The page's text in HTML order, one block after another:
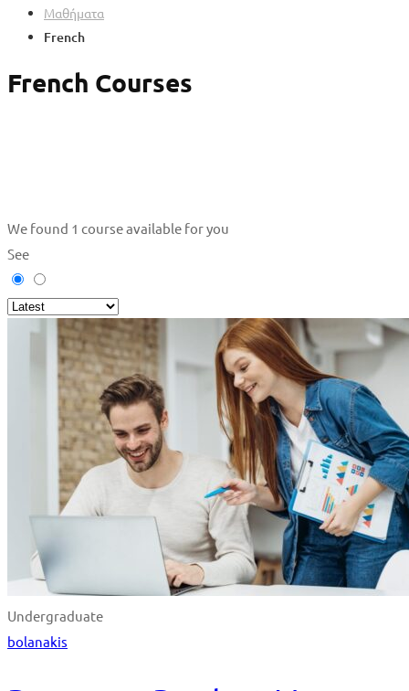
Μαθήματα
French
French Courses
We found 1 course available for you
See
Undergraduate
bolanakis